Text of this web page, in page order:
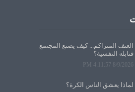
العنف المتراكم... كيف يصنع المجتمع
قنابله النفسية؟
8/9/2026 4:11:57 PM
لماذا يعشق الناس الكرة؟